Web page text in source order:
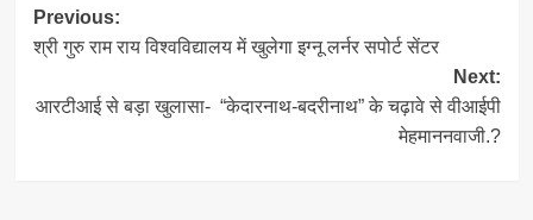
Post
navigation
Previous:
श्री गुरु राम राय विश्वविद्यालय में खुलेगा इग्नू लर्नर सपोर्ट सेंटर
Next:
आरटीआई से बड़ा खुलासा- “केदारनाथ-बदरीनाथ” के चढ़ावे से वीआईपी
मेहमाननवाजी.?